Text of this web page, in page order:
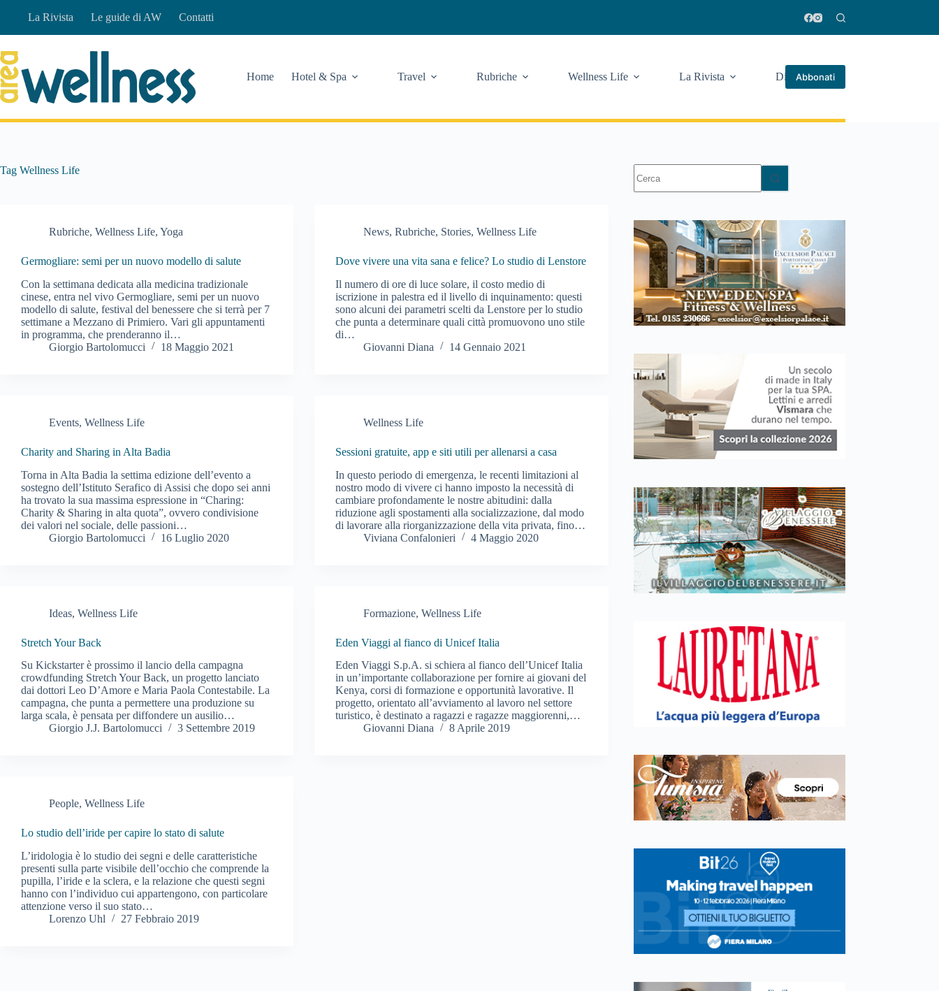
La Rivista Le guide di AW Contatti
Home Hotel & Spa Travel Rubriche Wellness Life La Rivista Di piùAbbonati
Tag Wellness Life
Rubriche, Wellness Life, Yoga
Germogliare: semi per un nuovo modello di salute
Con la settimana dedicata alla medicina tradizionale
cinese, entra nel vivo Germogliare, semi per un nuovo
modello di salute, festival del benessere che si terrà per 7
settimane a Mezzano di Primiero. Vari gli appuntamenti
in programma, che prenderanno il…
Giorgio Bartolomucci
18 Maggio 2021
News,Rubriche, Stories,Wellness Life
Dove vivere una vita sana e felice? Lo studio di Lenstore
Il numero di ore di luce solare, il costo medio di
iscrizione in palestra ed il livello di inquinamento: questi
sono alcuni dei parametri scelti da Lenstore per lo studio
che punta a determinare quali città promuovono uno stile
di…
Giovanni Diana
14 Gennaio 2021
Events, Wellness Life
Charity and Sharing in Alta Badia
Torna in Alta Badia la settima edizione dell’evento a
sostegno dell’Istituto Serafico di Assisi che dopo sei anni
ha trovato la sua massima espressione in “Charing:
Charity & Sharing in alta quota”, ovvero condivisione
dei valori nel sociale, delle passioni…
Giorgio Bartolomucci
16 Luglio 2020
Wellness Life
Sessioni gratuite, app e siti utili per allenarsi a casa
In questo periodo di emergenza, le recenti limitazioni al
nostro modo di vivere ci hanno imposto la necessità di
cambiare profondamente le nostre abitudini: dalla
riduzione agli spostamenti alla socializzazione, dal modo
di lavorare alla riorganizzazione della vita privata, fino…
Viviana Confalonieri
4 Maggio 2020
Ideas, Wellness Life
Stretch Your Back
Su Kickstarter è prossimo il lancio della campagna
crowdfunding Stretch Your Back, un progetto lanciato
dai dottori Leo D’Amore e Maria Paola Contestabile. La
campagna, che punta a permettere una produzione su
larga scala, è pensata per diffondere un ausilio…
Giorgio J.J. Bartolomucci
3 Settembre 2019
Formazione,Wellness Life
Eden Viaggi al fianco di Unicef Italia
Eden Viaggi S.p.A. si schiera al fianco dell’Unicef Italia
in un’importante collaborazione per fornire ai giovani del
Kenya, corsi di formazione e opportunità lavorative. Il
progetto, orientato all’avviamento al lavoro nel settore
turistico, è destinato a ragazzi e ragazze maggiorenni,…
Giovanni Diana
8 Aprile 2019
People, Wellness Life
Lo studio dell’iride per capire lo stato di salute
L’iridologia è lo studio dei segni e delle caratteristiche
presenti sulla parte visibile dell’occhio che comprende la
pupilla, l’iride e la sclera, e la relazione che questi segni
hanno con l’individuo cui appartengono, con particolare
attenzione verso il suo stato…
Lorenzo Uhl
27 Febbraio 2019
risultato